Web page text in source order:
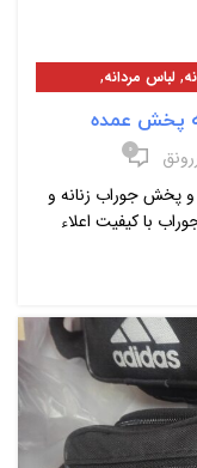
, لباس مردانه,
پخش عمده
۰
پخش جوراب زنانه و
با کیفیت اعلاء